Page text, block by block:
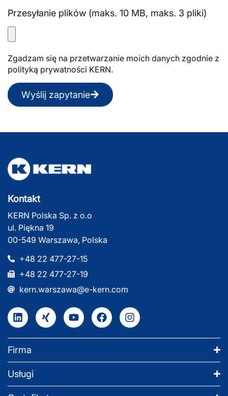
Przesyłanie plików (maks. 10 MB, maks. 3 pliki)
Zgadzam się na przetwarzanie moich danych zgodnie z
polityką prywatności KERN.
Wyślij zapytanie
Kontakt
KERN Polska Sp. z o.o
ul. Piękna 19
00-549 Warszawa, Polska
+48 22 477-27-15
+48 22 477-27-19
kern.warszawa@e-kern.com
Firma
Usługi